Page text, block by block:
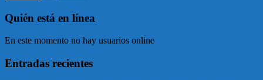
Quién está en línea
En este momento no hay usuarios online
Entradas recientes